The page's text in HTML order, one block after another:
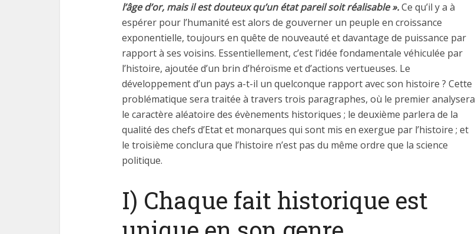
l’âge d’or, mais il est douteux qu’un état pareil soit réalisable ».Ce qu’il y a à
espérer pour l’humanité est alors de gouverner un peuple en croissance
exponentielle, toujours en quête de nouveauté et davantage de puissance par
rapport à ses voisins. Essentiellement, c’est l’idée fondamentale véhiculée par
l’histoire, ajoutée d’un brin d’héroïsme et d’actions vertueuses. Le
développement d’un pays a-t-il un quelconque rapport avec son histoire ? Cette
problématique sera traitée à travers trois paragraphes, où le premier analysera
le caractère aléatoire des évènements historiques ; le deuxième parlera de la
qualité des chefs d’Etat et monarques qui sont mis en exergue par l’histoire ; et
le troisième conclura que l’histoire n’est pas du même ordre que la science
politique.
I) Chaque fait historique est